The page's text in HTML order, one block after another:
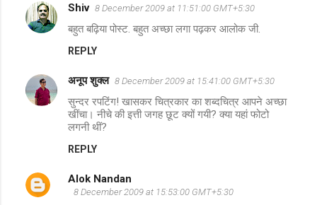
Shiv 8 December 2009 at 11:51:00 GMT+5:30
बहुत बढ़िया पोस्ट. बहुत अच्छा लगा पढ़कर आलोक जी.
REPLY
अनूप शुक्ल 8 December 2009 at 15:41:00 GMT+5:30
सुन्दर रपटिंग! खासकर चित्रकार का शब्दचित्र आपने अच्छा
खींचा। नीचे की इत्ती जगह छूट क्यों गयी? क्या यहां फोटो
लगनी थीं?
REPLY
Alok Nandan
8 December 2009 at 15:53:00 GMT+5:30